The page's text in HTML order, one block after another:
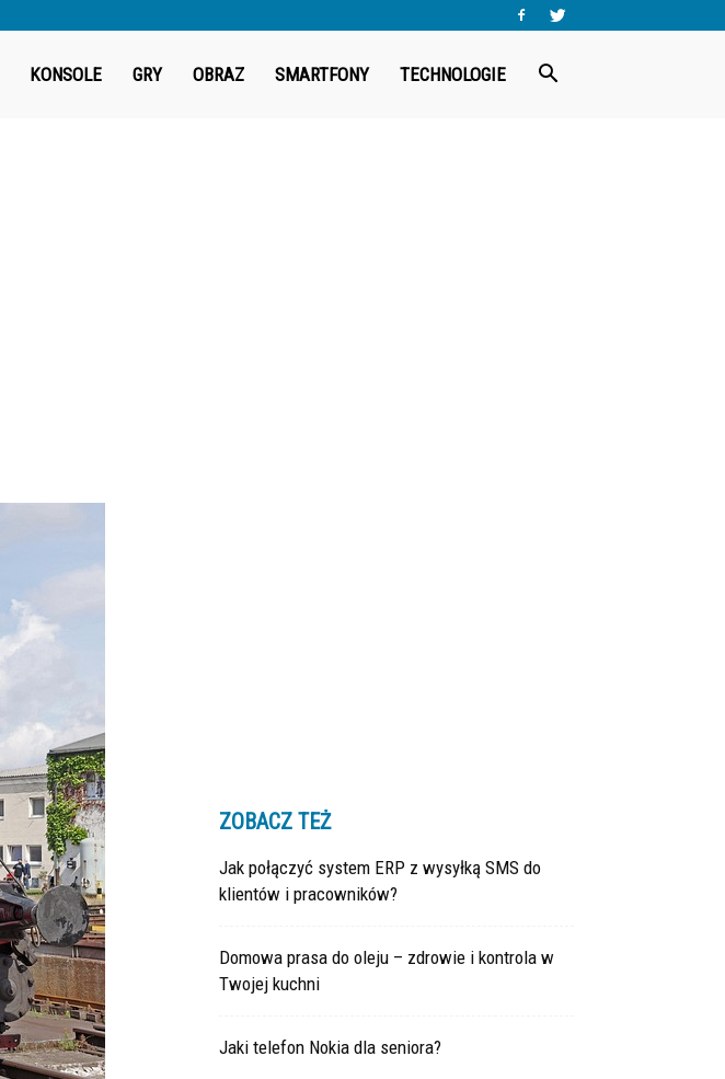
KONSOLE GRY OBRAZ SMARTFONY TECHNOLOGIE
ZOBACZ TEŻ
Jak połączyć system ERP z wysyłką SMS do
klientów i pracowników?
Domowa prasa do oleju – zdrowie i kontrola w
Twojej kuchni
Jaki telefon Nokia dla seniora?